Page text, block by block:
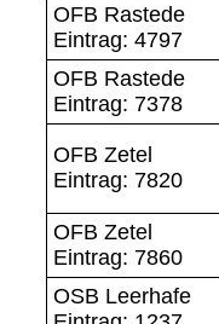
OFB Rastede
Eintrag: 4797
OFB Rastede
Eintrag: 7378
OFB Zetel
Eintrag: 7820
OFB Zetel
Eintrag: 7860
OSB Leerhafe